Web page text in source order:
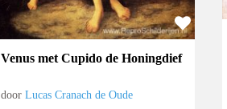
Venus met Cupido de Honingdief
doorLucas Cranach de Oude